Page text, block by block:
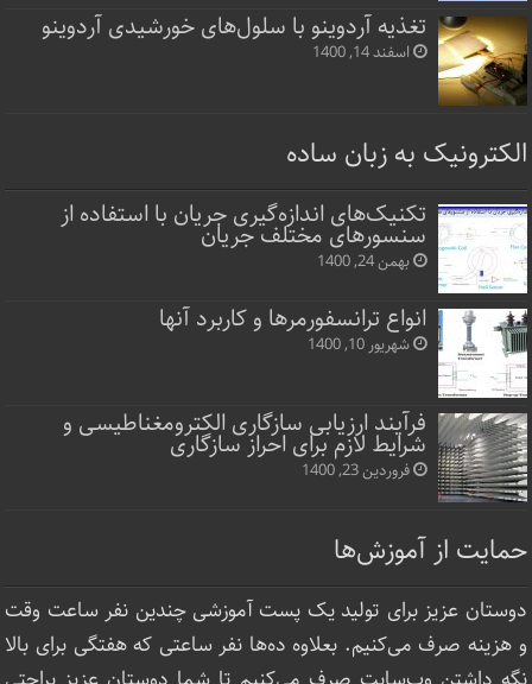
تغذیه آردوینو با سلول‌های خورشیدی آردوینو
اسفند 14, 1400
الکترونیک به زبان ساده
تکنیک‌های اندازه‌گیری جریان با استفاده از
سنسورهای مختلف جریان
بهمن 24, 1400
انواع ترانسفورمرها و کاربرد آنها
شهریور 10, 1400
فرآیند ارزیابی سازگاری الکترومغناطیسی و
شرایط لازم برای احراز سازگاری
فروردین 23, 1400
حمایت از آموزش‌ها
دوستان عزیز برای تولید یک پست آموزشی چندین نفر ساعت‌ وقت
و هزینه صرف می‌کنیم. بعلاوه ده‌ها نفر ساعتی که هفتگی برای بالا